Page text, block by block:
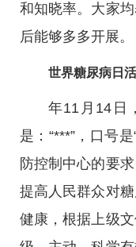
和知晓率。大家
后能够多多开展。
世界糖尿病日
年11月14日
是：“***”，口号
防控制中心的要
提高人民群众对
健康，根据上级